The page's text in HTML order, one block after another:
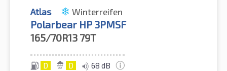
Atlas Winterreifen
Polarbear HP 3PMSF
165/70R13 79T
D D 68 dB